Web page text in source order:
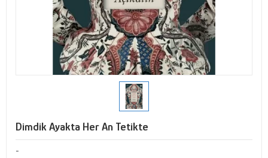
Dimdik Ayakta Her An Tetikte
-